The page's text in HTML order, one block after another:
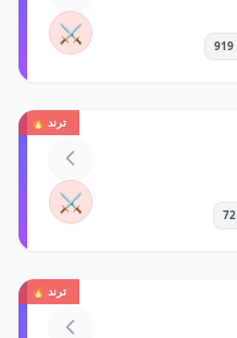
⚔️
ترند 🔥
⚔️
ترند 🔥